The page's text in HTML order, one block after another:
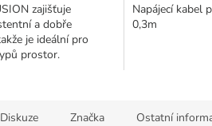
zajišťuje
a dobře
je ideální pro
prostor.
Napájecí kabel
0,3m
Diskuze Značka Ostatní